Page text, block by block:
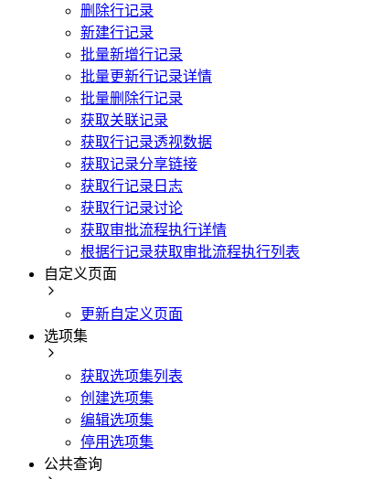
删除行记录
新建行记录
批量新增行记录
批量更新行记录详情
批量删除行记录
获取关联记录
获取行记录透视数据
获取记录分享链接
获取行记录日志
获取行记录讨论
获取审批流程执行详情
根据行记录获取审批流程执行列表
自定义页面
更新自定义页面
选项集
获取选项集列表
创建选项集
编辑选项集
停用选项集
公共查询